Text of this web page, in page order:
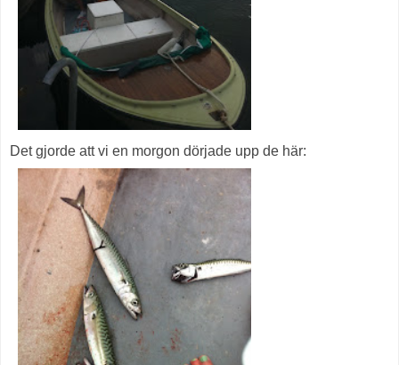
Det gjorde att vi en morgon dörjade upp de här: